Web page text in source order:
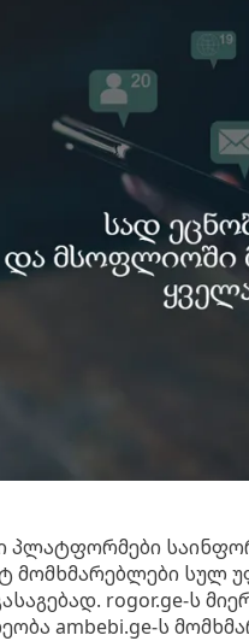
პლატფორმები
მომხმარებლები სულ
rogor.ge-ს
ambebi.ge-ს